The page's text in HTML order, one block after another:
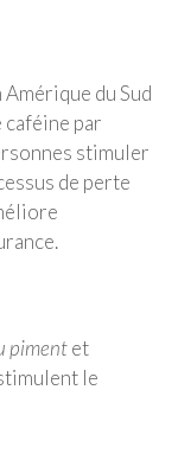
du Sud
caféine par
stimuler
de perte
pimentet
le